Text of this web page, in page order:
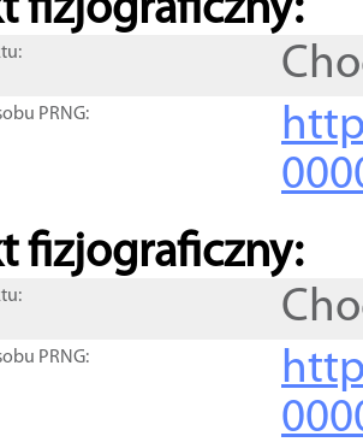
fizjograficzny:
PRNG:
fizjograficzny:
PRNG: